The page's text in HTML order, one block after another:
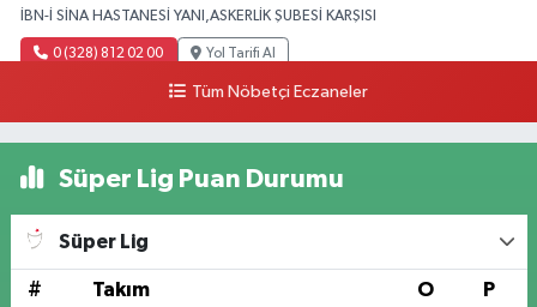
İBN-İ SİNA HASTANESİ YANI,ASKERLİK ŞUBESİ KARŞISI
0 (328) 812 02 00 Yol Tarifi Al
Tüm Nöbetçi Eczaneler
Süper Lig Puan Durumu
Süper Lig
# Takım O P